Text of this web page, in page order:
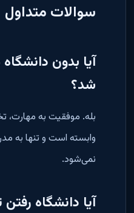
سوالات متداول
آیا بدون
شد؟
بله. موفقیت به
وابسته است و تنها به
نمی‌شود.
آیا دانشگاه